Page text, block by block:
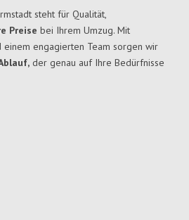
steht für Qualität,
Preise bei Ihrem Umzug. Mit
einem engagierten Team sorgen wir
der genau auf Ihre Bedürfnisse